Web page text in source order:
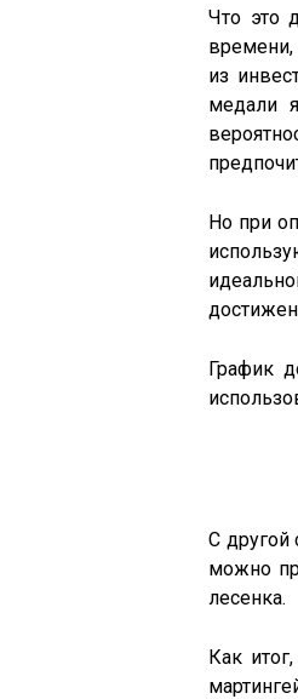
Что это
времени,
из
медали
Но при
График
С другой
можно
лесенка.
Как